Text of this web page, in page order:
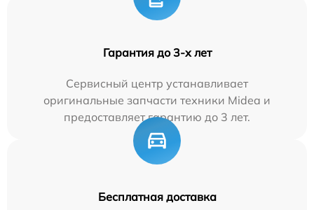
Гарантия до 3-х лет
Сервисный центр устанавливает
оригинальные запчасти техники Midea и
предоставляет гарантию до 3 лет.
Бесплатная доставка